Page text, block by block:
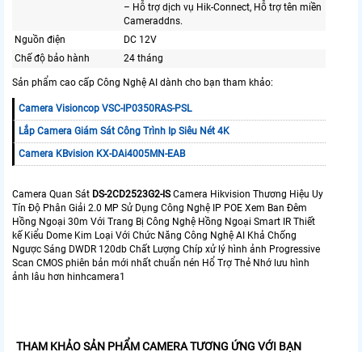
– Hỗ trợ dịch vụ Hik-Connect, Hỗ trợ tên miền
Cameraddns.
Nguồn điện
DC 12V
Chế độ bảo hành
24 tháng
Sản phẩm cao cấp Công Nghệ AI dành cho bạn tham khảo:
Camera Visioncop VSC-IP0350RAS-PSL
Lắp Camera Giám Sát Công Trình Ip Siêu Nét 4K
Camera KBvision KX-DAi4005MN-EAB
Camera Quan Sát DS-2CD2523G2-ISCamera Hikvision Thương Hiệu Uy
Tín Độ Phân Giải 2.0 MP Sử Dụng Công Nghệ IP POE Xem Ban Đêm
Hồng Ngoại 30m Với Trang Bị Công Nghệ Hồng Ngoại Smart IR Thiết
kế Kiểu Dome Kim Loại Với Chức Năng Công Nghệ AI Khả Chống
Ngược Sáng DWDR 120db Chất Lượng Chíp xử lý hình ảnh Progressive
Scan CMOS phiên bản mới nhất chuẩn nén Hổ Trợ Thẻ Nhớ lưu hình
ảnh lâu hơn hinhcamera1
THAM KHẢO SẢN PHẨM CAMERA TƯƠNG ỨNG VỚI BẠN